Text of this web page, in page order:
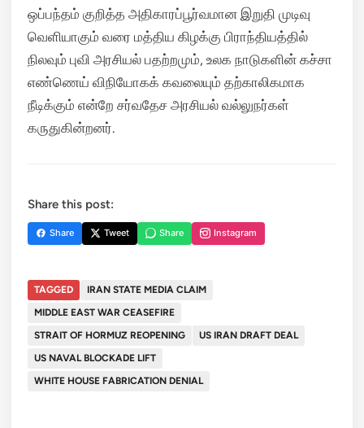
ஒப்பந்தம் குறித்த அதிகாரப்பூர்வமான இறுதி முடிவு
வெளியாகும் வரை மத்திய கிழக்கு பிராந்தியத்தில்
நிலவும் புவி அரசியல் பதற்றமும், உலக நாடுகளின் கச்சா
எண்ணெய் விநியோகக் கவலையும் தற்காலிகமாக
நீடிக்கும் என்றே சர்வதேச அரசியல் வல்லுநர்கள்
கருதுகின்றனர்.
Share this post:
Share Tweet Share Instagram
TAGGED
IRAN STATE MEDIA CLAIM
MIDDLE EAST WAR CEASEFIRE
STRAIT OF HORMUZ REOPENING
US IRAN DRAFT DEAL
US NAVAL BLOCKADE LIFT
WHITE HOUSE FABRICATION DENIAL